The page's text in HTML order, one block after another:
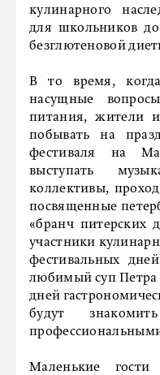
кулинарного
для школьников
безглютеновой
В то время,
насущные
питания, жители и
побывать на
фестиваля на
выступать
коллективы,
посвященные
«бранч питерских
участники
фестивальных
любимый суп Петра
дней
будут
Маленькие